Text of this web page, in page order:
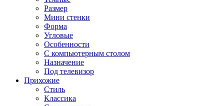
Размер
Мини стенки
Форма
Угловые
Особенности
С компьютерным столом
Назначение
Под телевизор
Прихожие
Стиль
Классика